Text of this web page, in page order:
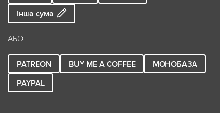
Інша сума
АБО
PATREON BUY ME A COFFEE
МОНОБАЗА
PAYPAL